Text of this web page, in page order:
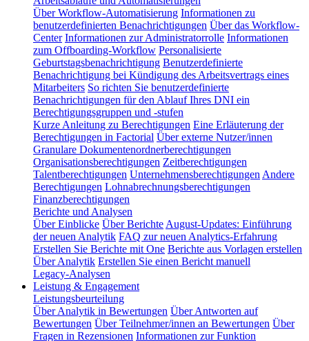
Über Workflow-Automatisierung Informationen zu
benutzerdefinierten Benachrichtigungen Über das Workflow-
Center Informationen zur Administratorrolle Informationen
zum Offboarding-Workflow Personalisierte
Geburtstagsbenachrichtigung Benutzerdefinierte
Benachrichtigung bei Kündigung des Arbeitsvertrags eines
Mitarbeiters So richten Sie benutzerdefinierte
Benachrichtigungen für den Ablauf Ihres DNI ein
Berechtigungsgruppen und -stufen
Kurze Anleitung zu Berechtigungen Eine Erläuterung der
Berechtigungen in Factorial Über externe Nutzer/innen
Granulare Dokumentenordnerberechtigungen
Organisationsberechtigungen Zeitberechtigungen
Talentberechtigungen Unternehmensberechtigungen Andere
Berechtigungen Lohnabrechnungsberechtigungen
Finanzberechtigungen
Berichte und Analysen
Über Einblicke Über Berichte August-Updates: Einführung
der neuen Analytik FAQ zur neuen Analytics-Erfahrung
Erstellen Sie Berichte mit One Berichte aus Vorlagen erstellen
Über Analytik Erstellen Sie einen Bericht manuell
Legacy-Analysen
Leistung & Engagement
Leistungsbeurteilung
Über Analytik in Bewertungen Über Antworten auf
Bewertungen Über Teilnehmer/innen an Bewertungen Über
Fragen in Rezensionen Informationen zur Funktion